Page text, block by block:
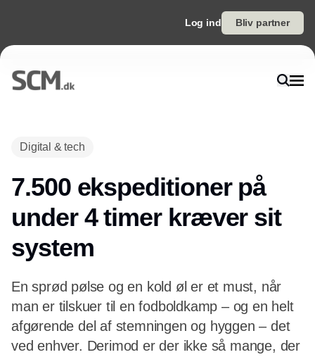
Log ind Bliv partner
Digital & tech
7.500 ekspeditioner på
under 4 timer kræver sit
system
En sprød pølse og en kold øl er et must, når
man er tilskuer til en fodboldkamp – og en helt
afgørende del af stemningen og hyggen – det
ved enhver. Derimod er der ikke så mange, der